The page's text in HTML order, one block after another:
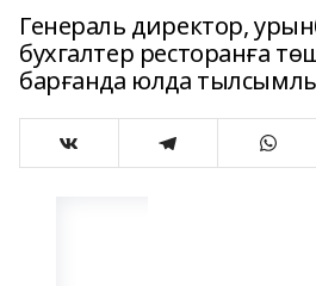
Генераль директор,
бухгалтер рес­торан­ға
барғанда юлда